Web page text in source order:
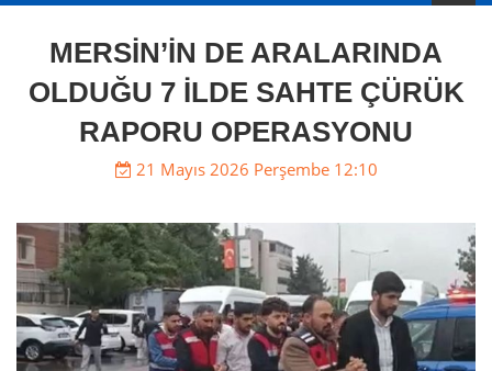
MERSİN’İN DE ARALARINDA
OLDUĞU 7 İLDE SAHTE ÇÜRÜK
RAPORU OPERASYONU
21 Mayıs 2026 Perşembe 12:10